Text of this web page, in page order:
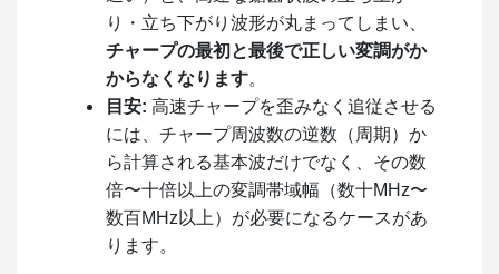
り・立ち下がり波形が丸まってしまい、
チャープの最初と最後で正しい変調がか
からなくなります。
目安: 高速チャープを歪みなく追従させる
には、チャープ周波数の逆数（周期）か
ら計算される基本波だけでなく、その数
倍〜十倍以上の変調帯域幅（数十MHz〜
数百MHz以上）が必要になるケースがあ
ります。